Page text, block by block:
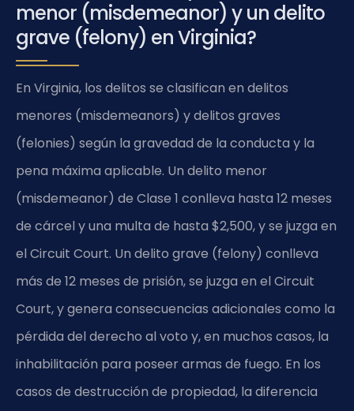
menor (misdemeanor) y un delito
grave (felony) en Virginia?
En Virginia, los delitos se clasifican en delitos
menores (misdemeanors) y delitos graves
(felonies) según la gravedad de la conducta y la
pena máxima aplicable. Un delito menor
(misdemeanor) de Clase 1 conlleva hasta 12 meses
de cárcel y una multa de hasta $2,500, y se juzga en
el Circuit Court. Un delito grave (felony) conlleva
más de 12 meses de prisión, se juzga en el Circuit
Court, y genera consecuencias adicionales como la
pérdida del derecho al voto y, en muchos casos, la
inhabilitación para poseer armas de fuego. En los
casos de destrucción de propiedad, la diferencia